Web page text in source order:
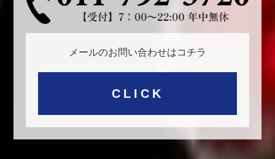
メールのお問い合わせはコチラ
CLICK